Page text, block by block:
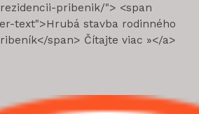
pribenik/"> <span
text">Hrubá stavba rodinného
span> Čítajte viac »</a>